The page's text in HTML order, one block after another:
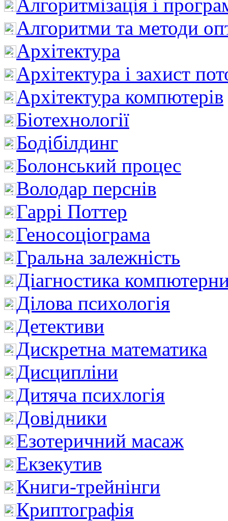
Алгоритмізація і
Алгоритми та методи
Архітектура
Архітектура і захист
Архітектура компютерів
Біотехнології
Бодібілдинг
Болонський процес
Володар перснів
Гаррі Поттер
Геносоціограма
Гральна залежність
Діагностика
Ділова психологія
Детективи
Дискретна математика
Дисципліни
Дитяча психлогія
Довідники
Езотеричний масаж
Екзекутив
Книги-трейнінги
Криптографія